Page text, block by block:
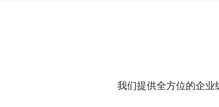
我们提供全方位的企